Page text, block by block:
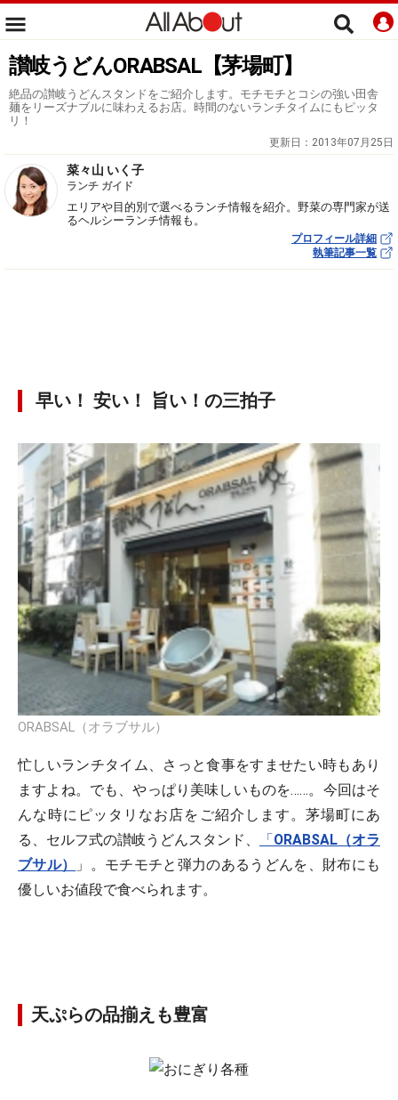
讃岐うどんORABSAL【茅場町】
絶品の讃岐うどんスタンドをご紹介します。モチモチとコシの強い田舎
麺をリーズナブルに味わえるお店。時間のないランチタイムにもピッタ
リ！
更新日： 2013年07月25日
菜々山 いく子
ランチ ガイド
エリアや目的別で選べるランチ情報を紹介。野菜の専門家が送
るヘルシーランチ情報も。
プロフィール詳細
執筆記事一覧
早い！ 安い！ 旨い！の三拍子
ORABSAL（オラブサル）
忙しいランチタイム、さっと食事をすませたい時もあり
ますよね。でも、やっぱり美味しいものを……。今回はそ
んな時にピッタリなお店をご紹介します。茅場町にあ
る、セルフ式の讃岐うどんスタンド、
「ORABSAL（オラ
ブサル）
」。モチモチと弾力のあるうどんを、財布にも
優しいお値段で食べられます。
天ぷらの品揃えも豊富